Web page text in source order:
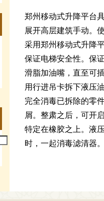
郑州移动式升降平台
展开高层建筑手动。
采用郑州移动式升降
保证电梯安全性。保
滑脂加油嘴，直至可
用行进吊卡拆下液压
完全消毒已拆除的零
屑。整肃之后，可开
特定在橡胶之上。液
时，一起消毒滤清器